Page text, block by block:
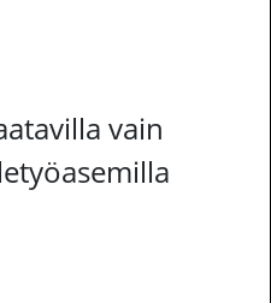
vain